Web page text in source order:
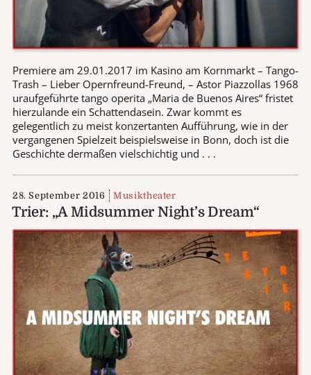
Premiere am 29.01.2017 im Kasino am Kornmarkt – Tango-
Trash – Lieber Opernfreund-Freund, – Astor Piazzollas 1968
uraufgeführte tango operita „Maria de Buenos Aires“ fristet
hierzulande ein Schattendasein. Zwar kommt es
gelegentlich zu meist konzertanten Aufführung, wie in der
vergangenen Spielzeit beispielsweise in Bonn, doch ist die
Geschichte dermaßen vielschichtig und . . .
28. September 2016 Musiktheater
Trier: „A Midsummer Night’s Dream“